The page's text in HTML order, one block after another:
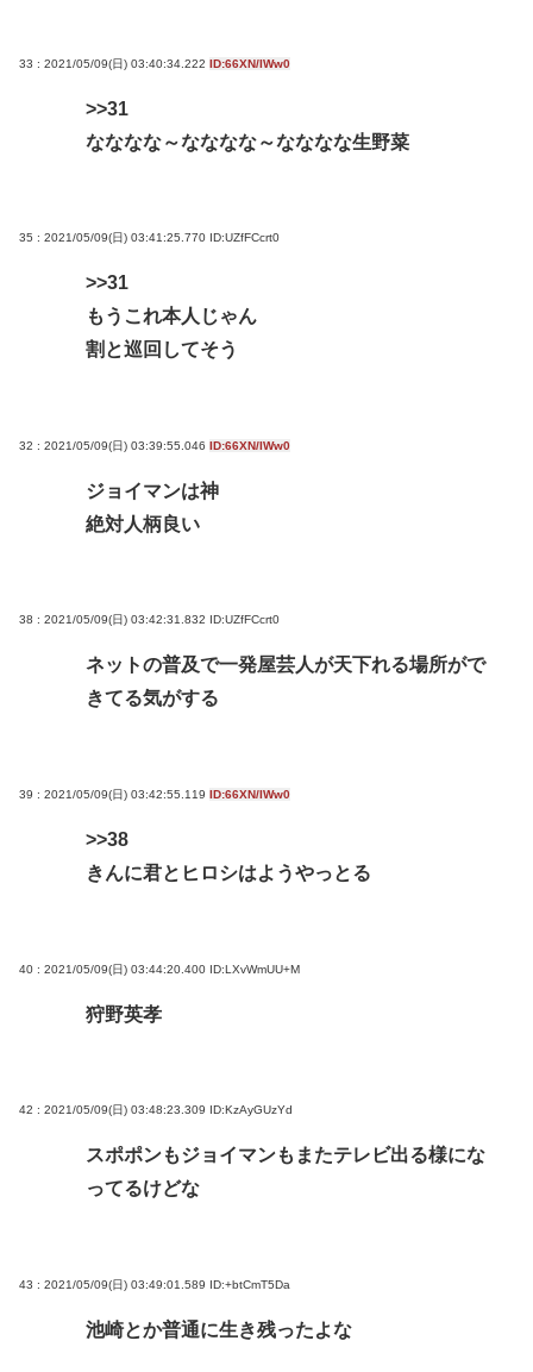
33 : 2021/05/09(日) 03:40:34.222 ID:66XN/IWw0
>>31
なななな～なななな～なななな生野菜
35 : 2021/05/09(日) 03:41:25.770 ID:UZfFCcrt0
>>31
もうこれ本人じゃん
割と巡回してそう
32 : 2021/05/09(日) 03:39:55.046 ID:66XN/IWw0
ジョイマンは神
絶対人柄良い
38 : 2021/05/09(日) 03:42:31.832 ID:UZfFCcrt0
ネットの普及で一発屋芸人が天下れる場所がで
きてる気がする
39 : 2021/05/09(日) 03:42:55.119 ID:66XN/IWw0
>>38
きんに君とヒロシはようやっとる
40 : 2021/05/09(日) 03:44:20.400 ID:LXvWmUU+M
狩野英孝
42 : 2021/05/09(日) 03:48:23.309 ID:KzAyGUzYd
スポポンもジョイマンもまたテレビ出る様にな
ってるけどな
43 : 2021/05/09(日) 03:49:01.589 ID:+btCmT5Da
池崎とか普通に生き残ったよな